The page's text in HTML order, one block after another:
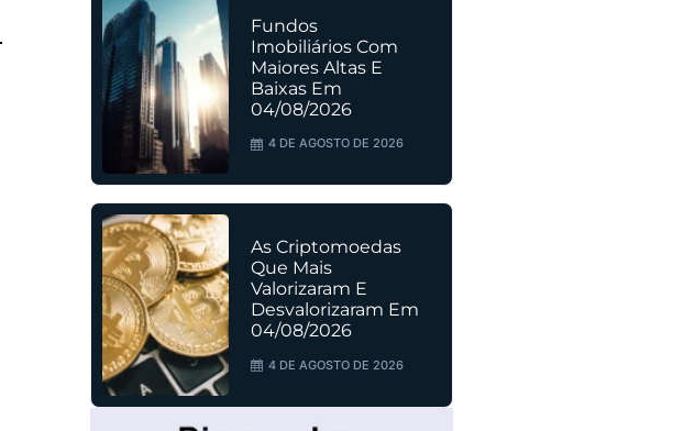
Fundos
Imobiliários Com
Maiores Altas E
Baixas Em
04/08/2026
4 DE AGOSTO DE 2026
As Criptomoedas
Que Mais
Valorizaram E
Desvalorizaram Em
04/08/2026
4 DE AGOSTO DE 2026